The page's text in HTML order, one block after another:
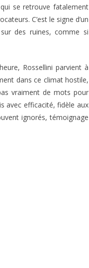
se retrouve fatalement
C’est le signe d’un
des ruines, comme si
Rossellini parvient à
dans ce climat hostile,
vraiment de mots pour
avec efficacité, fidèle aux
ignorés, témoignage